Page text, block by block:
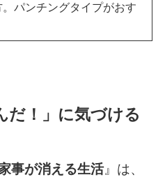
。パンチングタイプがおす
だ！」に気づける
事が消える生活』は、